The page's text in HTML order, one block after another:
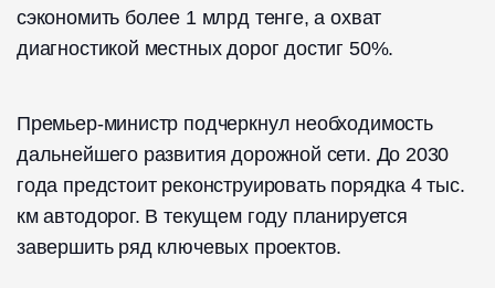
сэкономить более 1 млрд тенге, а охват
диагностикой местных дорог достиг 50%.
Премьер-министр подчеркнул необходимость
дальнейшего развития дорожной сети. До 2030
года предстоит реконструировать порядка 4 тыс.
км автодорог. В текущем году планируется
завершить ряд ключевых проектов.